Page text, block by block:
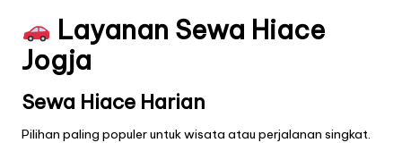
Layanan Sewa Hiace
Jogja
Sewa Hiace Harian
Pilihan paling populer untuk wisata atau perjalanan singkat.